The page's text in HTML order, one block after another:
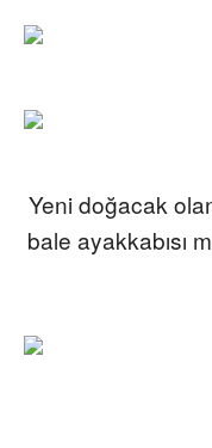
Yeni doğacak
bale ayakkabısı